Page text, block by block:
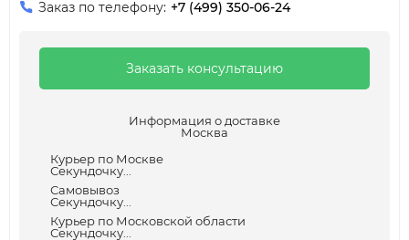
Заказ по телефону: +7 (499) 350-06-24
Заказать консультацию
Информация о доставке
Москва
Курьер по Москве
Секундочку...
Самовывоз
Секундочку...
Курьер по Московской области
Секундочку...